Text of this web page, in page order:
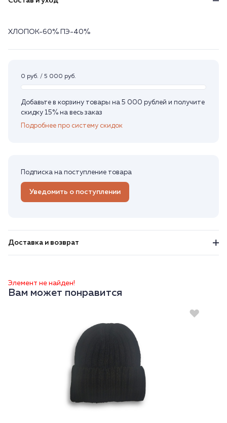
ХЛОПОК-60% ПЭ-40%
0 руб. / 5 000 руб.
Добавьте в корзину товары на 5 000 рублей и получите
скидку 15% на весь заказ
Подробнее про систему скидок
Подписка на поступление товара
Уведомить о поступлении
Доставка и возврат
Элемент не найден!
Вам может понравится